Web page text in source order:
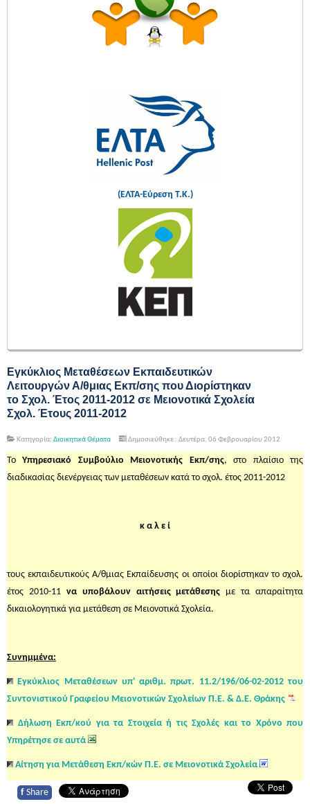
(ΕΛΤΑ-Εύρεση Τ.Κ.)
Εγκύκλιος Μεταθέσεων Εκπαιδευτικών
Λειτουργών Α/θμιας Εκπ/σης που Διορίστηκαν
το Σχολ. Έτος 2011-2012 σε Μειονοτικά Σχολεία
Σχολ. Έτους 2011-2012
Κατηγορία: Διοικητικά Θέματα Δημοσιεύθηκε : Δευτέρα, 06 Φεβρουαρίου 2012
ΤοΥπηρεσιακό Συμβούλιο Μειονοτικής Εκπ/σης, στο πλαίσιο της
διαδικασίας διενέργειας των μεταθέσεων κατά το σχολ. έτος 2011-2012
κ α λ ε ί
τους εκπαιδευτικούς Α/θμιας Εκπαίδευσης οι οποίοι διορίστηκαν το σχολ.
έτος 2010-11 να υποβάλουν αιτήσεις μετάθεσης με τα απαραίτητα
δικαιολογητικά για μετάθεση σε Μειονοτικά Σχολεία.
Συνημμένα:
Εγκύκλιος Μεταθέσεων υπ' αριθμ. πρωτ. 11.2/196/06-02-2012 του
Συντονιστικού Γραφείου Μειονοτικών Σχολείων Π.Ε. & Δ.Ε. Θράκης
Δήλωση Εκπ/κού για τα Στοιχεία ή τις Σχολές και το Χρόνο που
Υπηρέτησε σε αυτά
Αίτηση για Μετάθεση Εκπ/κών Π.Ε. σε Μειονοτικά Σχολεία
f Share